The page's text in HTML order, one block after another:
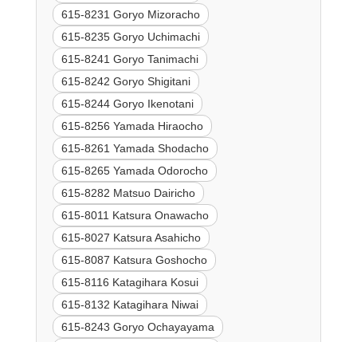
615-8231 Goryo Mizoracho
615-8235 Goryo Uchimachi
615-8241 Goryo Tanimachi
615-8242 Goryo Shigitani
615-8244 Goryo Ikenotani
615-8256 Yamada Hiraocho
615-8261 Yamada Shodacho
615-8265 Yamada Odorocho
615-8282 Matsuo Dairicho
615-8011 Katsura Onawacho
615-8027 Katsura Asahicho
615-8087 Katsura Goshocho
615-8116 Katagihara Kosui
615-8132 Katagihara Niwai
615-8243 Goryo Ochayayama